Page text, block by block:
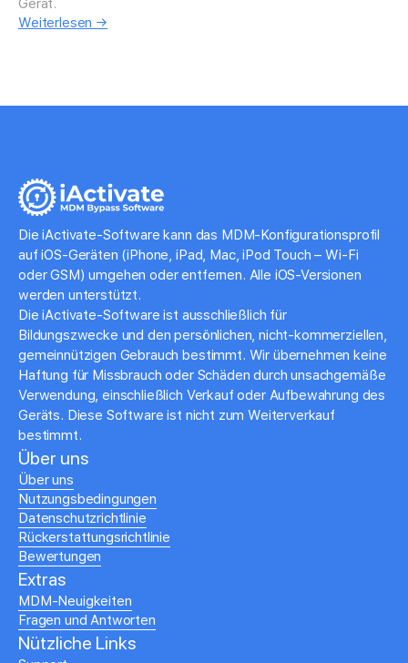
Gerät.
Weiterlesen →
Die iActivate-Software kann das MDM-Konfigurationsprofil
auf iOS-Geräten (iPhone, iPad, Mac, iPod Touch – Wi-Fi
oder GSM) umgehen oder entfernen. Alle iOS-Versionen
werden unterstützt.
Die iActivate-Software ist ausschließlich für
Bildungszwecke und den persönlichen, nicht-kommerziellen,
gemeinnützigen Gebrauch bestimmt. Wir übernehmen keine
Haftung für Missbrauch oder Schäden durch unsachgemäße
Verwendung, einschließlich Verkauf oder Aufbewahrung des
Geräts. Diese Software ist nicht zum Weiterverkauf
bestimmt.
Über uns
Über uns
Nutzungsbedingungen
Datenschutzrichtlinie
Rückerstattungsrichtlinie
Bewertungen
Extras
MDM-Neuigkeiten
Fragen und Antworten
Nützliche Links